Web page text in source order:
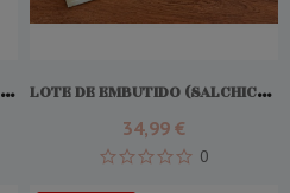
10 SOBRES | CHORIZO IBERICO LONCHEADO
LOTE DE EMBUTIDO (SALCHICHÓN Y CHORIZO IBÉRICO) + QUESO DE OVEJA MADURADO
34,99 €
0